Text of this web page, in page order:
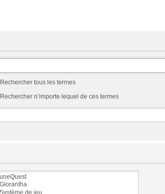
Rechercher tous les termes
Rechercher n’importe lequel de ces termes